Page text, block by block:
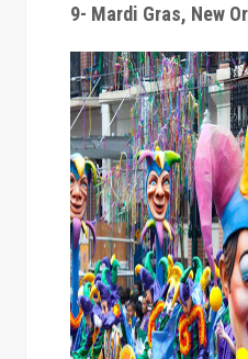
9- Mardi Gras, New